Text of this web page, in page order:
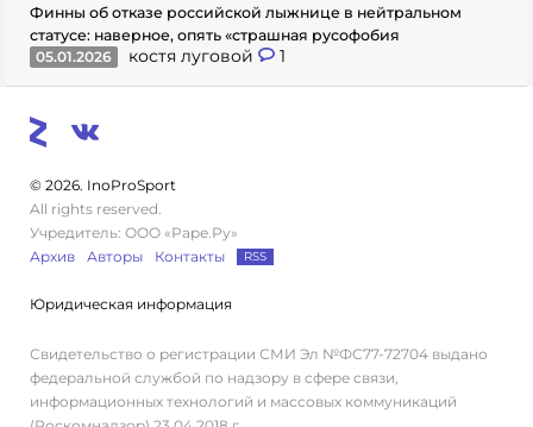
Финны об отказе российской лыжнице в нейтральном
статусе: наверное, опять «страшная русофобия
05.01.2026
костя луговой 1
© 2026. InoProSport
All rights reserved.
Учредитель: ООО «Раре.Ру»
Архив
Авторы Контакты RSS
Юридическая информация
Свидетельство о регистрации СМИ Эл №ФС77-72704 выдано
федеральной службой по надзору в сфере связи,
информационных технологий и массовых коммуникаций